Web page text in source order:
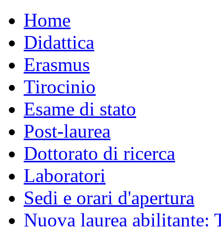
Home
Didattica
Erasmus
Tirocinio
Esame di stato
Post-laurea
Dottorato di ricerca
Laboratori
Sedi e orari d'apertura
Nuova laurea abilitante: